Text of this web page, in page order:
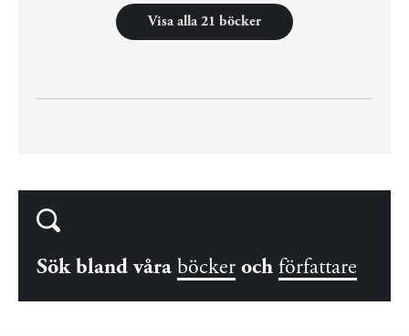
Visa alla 21 böcker
Sök bland våra böcker och författare